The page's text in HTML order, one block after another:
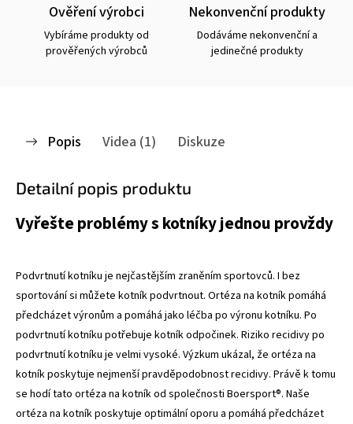
Ověření výrobci
Vybíráme produkty od
prověřených výrobců
Nekonvenční produkty
Dodáváme nekonvenční a
jedinečné produkty
Popis Videa (1) Diskuze
Detailní popis produktu
Vyřešte problémy s kotníky jednou provždy
Podvrtnutí kotníku je nejčastějším zraněním sportovců. I bez
sportování si můžete kotník podvrtnout. Ortéza na kotník pomáhá
předcházet výronům a pomáhá jako léčba po výronu kotníku. Po
podvrtnutí kotníku potřebuje kotník odpočinek. Riziko recidivy po
podvrtnutí kotníku je velmi vysoké. Výzkum ukázal, že ortéza na
kotník poskytuje nejmenší pravděpodobnost recidivy. Právě k tomu
se hodí tato ortéza na kotník od společnosti Boersport®. Naše
ortéza na kotník poskytuje optimální oporu a pomáhá předcházet